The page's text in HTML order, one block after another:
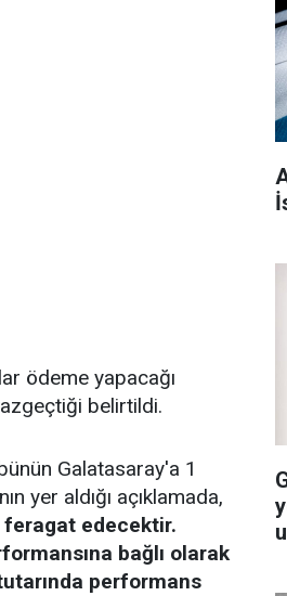
ödeme yapacağı
belirtildi.
Galatasaray'a 1
yer aldığı açıklamada,
feragat edecektir.
bağlı olarak
performans